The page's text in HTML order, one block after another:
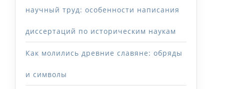
научный труд: особенности написания
диссертаций по историческим наукам
Как молились древние славяне: обряды
и символы